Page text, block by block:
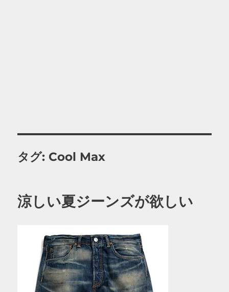
タグ: Cool Max
涼しい夏ジーンズが欲しい